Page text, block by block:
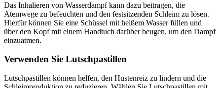
Das Inhalieren von Wasserdampf kann dazu beitragen, die
Atemwege zu befeuchten und den festsitzenden Schleim zu lösen.
Hierfür können Sie eine Schüssel mit heißem Wasser füllen und
über den Kopf mit einem Handtuch darüber beugen, um den Dampf
einzuatmen.
Verwenden Sie Lutschpastillen
Lutschpastillen können helfen, den Hustenreiz zu lindern und die